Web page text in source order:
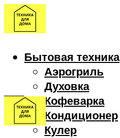
Бытовая техника
Аэрогриль
Духовка
Кофеварка
Кондиционер
Кулер